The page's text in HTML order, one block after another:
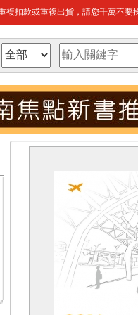
複扣款或重複出貨，請您千萬不要